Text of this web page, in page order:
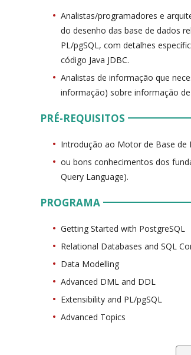
Analistas/programadores e
do desenho das base de dados
PL/pgSQL, com detalhes
código Java JDBC.
Analistas de informação que
informação) sobre informação
PRÉ-REQUISITOS
Introdução ao Motor de Base de
ou bons conhecimentos dos
Query Language).
PROGRAMA
Getting Started with PostgreSQL
Relational Databases and SQL
Data Modelling
Advanced DML and DDL
Extensibility and PL/pgSQL
Advanced Topics